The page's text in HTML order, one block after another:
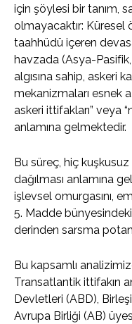
için şöylesi bir tanım,
olmayacaktır:
taahhüdü içeren
havzada (Asya-
algısına sahip, askeri
mekanizmaları esnek
askeri ittifakları” veya
anlamına gelmektedir.
Bu süreç, hiç
dağılması anlamına
işlevsel omurgasını,
5. Madde bünyesindeki
derinden sarsma
Bu kapsamlı
Transatlantik ittifakın
Devletleri (ABD),
Avrupa Birliği (AB)